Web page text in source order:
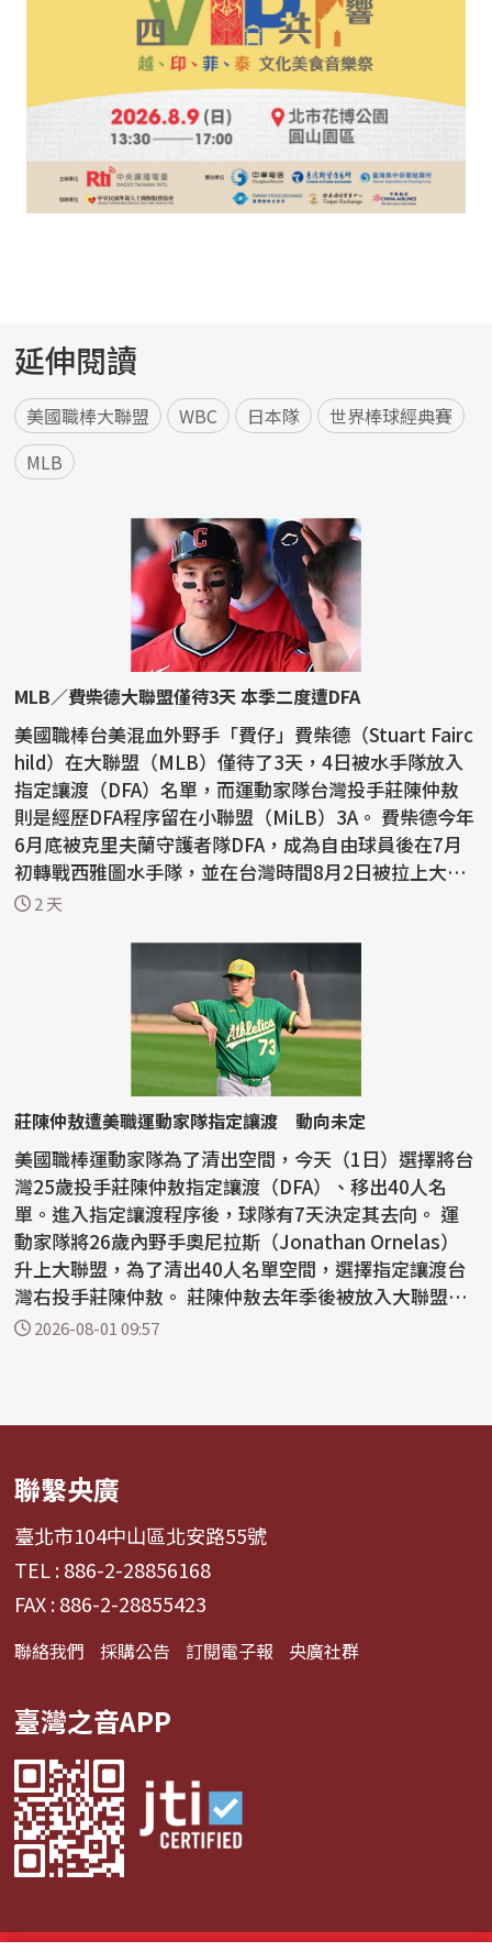
延伸閱讀
美國職棒大聯盟 WBC 日本隊
世界棒球經典賽
MLB
MLB／費柴德大聯盟僅待3天 本季二度遭DFA
美國職棒台美混血外野手「費仔」費柴德（Stuart Fairc
hild）在大聯盟（MLB）僅待了3天，4日被水手隊放入
指定讓渡（DFA）名單，而運動家隊台灣投手莊陳仲敖
則是經歷DFA程序留在小聯盟（MiLB）3A。 費柴德今年
6月底被克里夫蘭守護者隊DFA，成為自由球員後在7月
初轉戰西雅圖水手隊，並在台灣時間8月2日被拉上大聯
盟，...
2 天
莊陳仲敖遭美職運動家隊指定讓渡 動向未定
美國職棒運動家隊為了清出空間，今天（1日）選擇將台
灣25歲投手莊陳仲敖指定讓渡（DFA）、移出40人名
單。進入指定讓渡程序後，球隊有7天決定其去向。 運
動家隊將26歲內野手奧尼拉斯（Jonathan Ornelas）
升上大聯盟，為了清出40人名單空間，選擇指定讓渡台
灣右投手莊陳仲敖。 莊陳仲敖去年季後被放入大聯盟40
人名單...
2026-08-01 09:57
聯繫央廣
臺北市104中山區北安路55號
TEL : 886-2-28856168
FAX : 886-2-28855423
聯絡我們 採購公告 訂閱電子報 央廣社群
臺灣之音APP